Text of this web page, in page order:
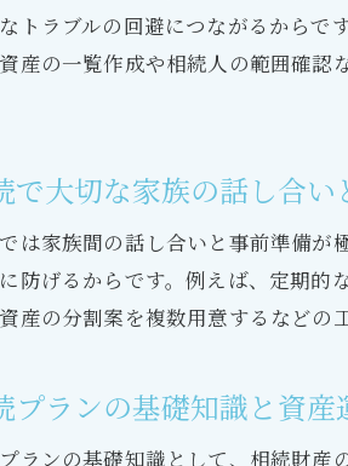
トラブルの回避につながるからで
産の一覧作成や相続人の範囲確認
で大切な家族の話し合い
は家族間の話し合いと事前準備が
防げるからです。例えば、定期的
産の分割案を複数用意するなどの
プランの基礎知識と資産
ランの基礎知識として、相続財産